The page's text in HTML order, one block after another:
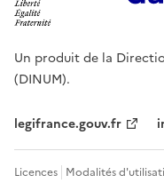
Un produit de la
(DINUM).
legifrance.gouv.fr
Licences Modalités